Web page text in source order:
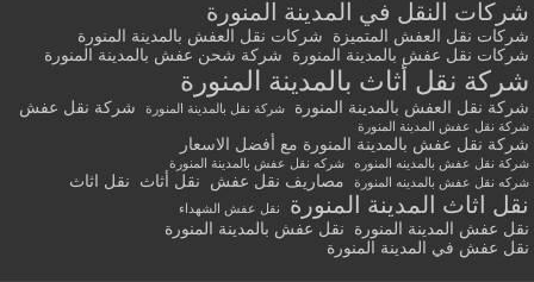
شركات النقل في المدينة المنورة
شركات نقل العفش المتميزة
شركات نقل العفش بالمدينة المنورة
شركات نقل عفش بالمدينة المنورة
شركة شحن عفش بالمدينة المنورة
شركة نقل أثاث بالمدينة المنورة
شركة نقل العفش بالمدينة المنورة شركة نقل بالمدينة المنورة شركة نقل عفش
شركة نقل عفش المدينة المنورة
شركة نقل عفش بالمدينة المنورة مع أفضل الاسعار
شركة نقل عفش بالمدينه المنوره
شركه نقل عفش بالمدينة المنورة
شركه نقل عفش بالمدينه المنورة
مصاريف نقل عفش نقل أثاث نقل اثاث
نقل اثاث المدينة المنورة نقل عفش الشهداء
نقل عفش المدينة المنورة
نقل عفش بالمدينة المنورة
نقل عفش في المدينة المنورة